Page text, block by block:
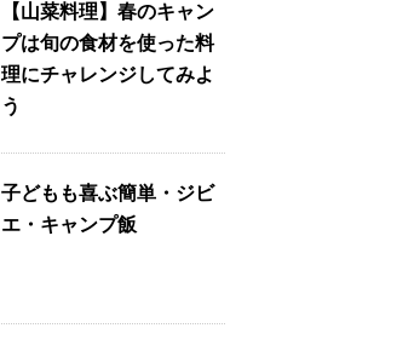
【山菜料理】春のキャン
プは旬の食材を使った料
理にチャレンジしてみよ
う
子どもも喜ぶ簡単・ジビ
エ・キャンプ飯